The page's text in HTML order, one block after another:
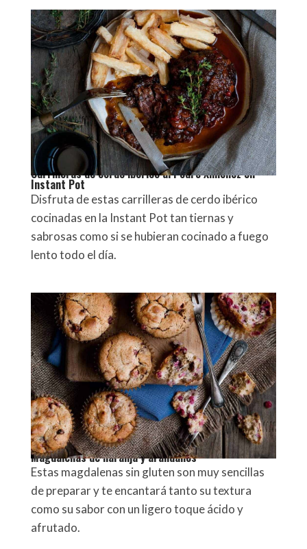
Carrilleras de cerdo ibérico al Pedro Ximénez en
Instant Pot
Disfruta de estas carrilleras de cerdo ibérico
cocinadas en la Instant Pot tan tiernas y
sabrosas como si se hubieran cocinado a fuego
lento todo el día.
Magdalenas de naranja y arándanos
Estas magdalenas sin gluten son muy sencillas
de preparar y te encantará tanto su textura
como su sabor con un ligero toque ácido y
afrutado.